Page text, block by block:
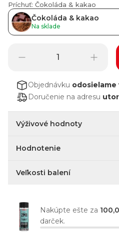
Príchuť: Čokoláda & kakao
Čokoláda & kakao
Na sklade
Objednávku odosielame
Doručenie na adresu
Výživové hodnoty
Hodnotenie
Veľkosti balení
Nakúpte ešte za
darček.